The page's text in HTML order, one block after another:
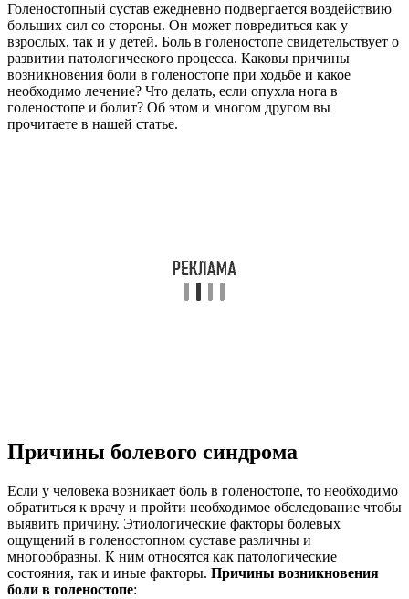
Голеностопный сустав ежедневно подвергается воздействию
больших сил со стороны. Он может повредиться как у
взрослых, так и у детей. Боль в голеностопе свидетельствует о
развитии патологического процесса. Каковы причины
возникновения боли в голеностопе при ходьбе и какое
необходимо лечение? Что делать, если опухла нога в
голеностопе и болит? Об этом и многом другом вы
прочитаете в нашей статье.
Причины болевого синдрома
Если у человека возникает боль в голеностопе, то необходимо
обратиться к врачу и пройти необходимое обследование чтобы
выявить причину. Этиологические факторы болевых
ощущений в голеностопном суставе различны и
многообразны. К ним относятся как патологические
состояния, так и иные факторы. Причины возникновения
боли в голеностопе: